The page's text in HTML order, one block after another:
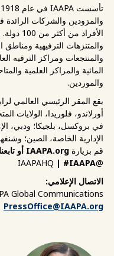
والمزودين والشركات الرائدة
والمتنزهات الترفيهية ومناطق
والمنتجعات ومراكز الترفيه
المائية والمراكز العلمية
والموردين.
أورلاندو، فلوريدا، الولايات
في بروكسل، بلجيكا؛ ودبي،
الإدارية الخاصة، الصين؛
قم بزيارة IAAPA.org أو تابعنا
@IAAPAHQ
| #IAAPA
الاتصال الإعلامي:
Global Communications
PressOffice@IAAPA.org